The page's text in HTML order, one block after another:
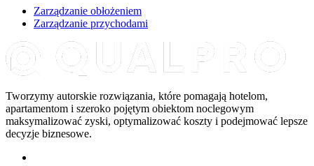
Zarządzanie obłożeniem
Zarządzanie przychodami
Tworzymy autorskie rozwiązania, które pomagają hotelom,
apartamentom i szeroko pojętym obiektom noclegowym
maksymalizować zyski, optymalizować koszty i podejmować lepsze
decyzje biznesowe.